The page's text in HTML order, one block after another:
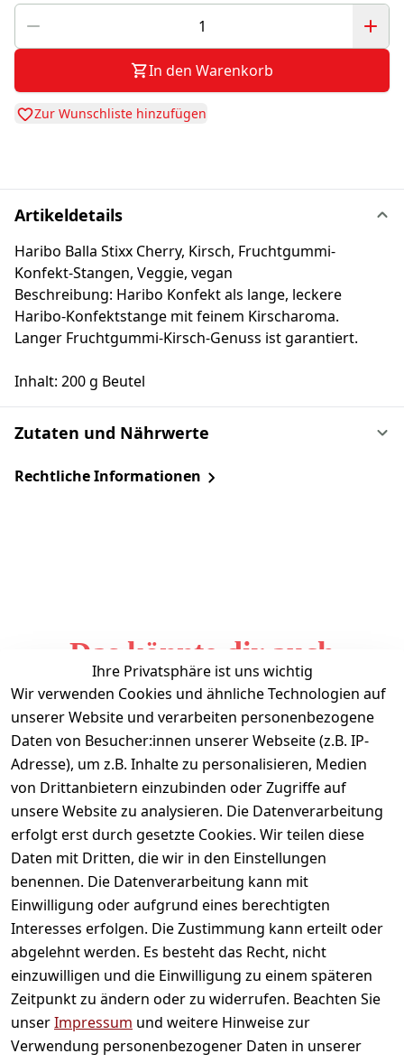
In den Warenkorb
Zur Wunschliste hinzufügen
Artikeldetails
Haribo Balla Stixx Cherry, Kirsch, Fruchtgummi-
Konfekt-Stangen, Veggie, vegan
Beschreibung: Haribo Konfekt als lange, leckere
Haribo-Konfektstange mit feinem Kirscharoma.
Langer Fruchtgummi-Kirsch-Genuss ist garantiert.
Inhalt: 200 g Beutel
Zutaten und Nährwerte
Rechtliche Informationen
Das könnte dir auch
gefallen
Ihre Privatsphäre ist uns wichtig
Wir verwenden Cookies und ähnliche Technologien auf
unserer Website und verarbeiten personenbezogene
Daten von Besucher:innen unserer Webseite (z.B. IP-
Adresse), um z.B. Inhalte zu personalisieren, Medien
von Drittanbietern einzubinden oder Zugriffe auf
unsere Website zu analysieren. Die Datenverarbeitung
erfolgt erst durch gesetzte Cookies. Wir teilen diese
Daten mit Dritten, die wir in den Einstellungen
benennen. Die Datenverarbeitung kann mit
Einwilligung oder aufgrund eines berechtigten
Interesses erfolgen. Die Zustimmung kann erteilt oder
abgelehnt werden. Es besteht das Recht, nicht
einzuwilligen und die Einwilligung zu einem späteren
Zeitpunkt zu ändern oder zu widerrufen. Beachten Sie
unserImpressum und weitere Hinweise zur
Verwendung personenbezogener Daten in unserer
Informationen
Mein Konto
Vertrag widerrufen
Unternehmen